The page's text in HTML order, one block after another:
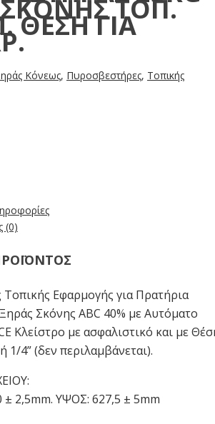
ΤΟΠ.
ΘΈΣΗ ΓΙΑ
Κόνεως, Πυροσβεστήρες, Τοπικής
(0)
Εφαρμογής για Πρατήρια
Σκόνης ABC 40% με Αυτόματo
Κλείστρο με ασφαλιστικό και με
1/4” (δεν περιλαμβάνεται).
2,5mm. YΨΟΣ: 627,5 ± 5mm